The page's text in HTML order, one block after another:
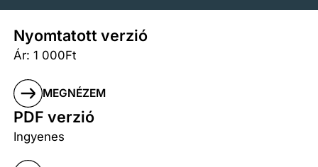
Nyomtatott verzió
Ár: 1 000Ft
MEGNÉZEM
PDF verzió
Ingyenes